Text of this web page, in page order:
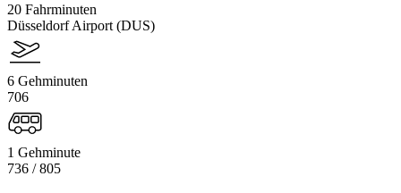
20 Fahrminuten
Düsseldorf Airport (DUS)
6 Gehminuten
706
1 Gehminute
736 / 805